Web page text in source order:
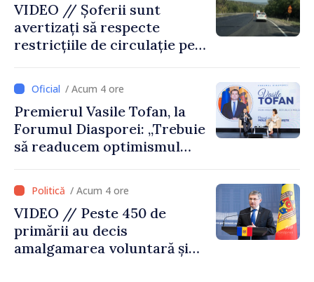
VIDEO // Șoferii sunt
avertizați să respecte
restricțiile de circulație pe
desfășoară lucrări de
reparație/ Acum 4 ore
Premierul Vasile Tofan, la
Forumul Diasporei: „Trebuie
să readucem optimismul
Republica Moldova merge în
direcția corectă”
/ Acum 4 ore
VIDEO // Peste 450 de
primării au decis
amalgamarea voluntară și